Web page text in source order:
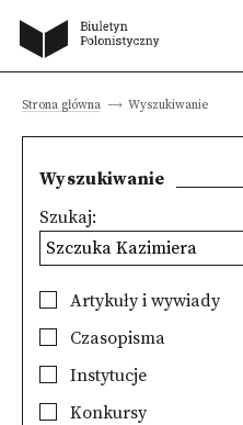
Strona główna Wyszukiwanie
Wyszukiwanie
Szukaj:
Artykuły i wywiady
Czasopisma
Instytucje
Konkursy